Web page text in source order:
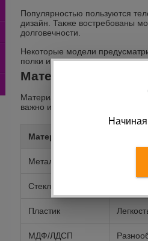
Популярностью пользуются
дизайн. Также востребованы
долговечности.
Некоторые модели
полки и дополнительные
Материалы
Материал влияет на срок
важно использовать
Материал
Металл
Стекло
Пластик
МДФ/ЛДСП